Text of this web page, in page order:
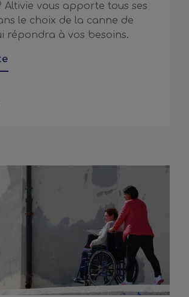
Altivie vous apporte tous ses
le choix de la canne de
répondra à vos besoins.